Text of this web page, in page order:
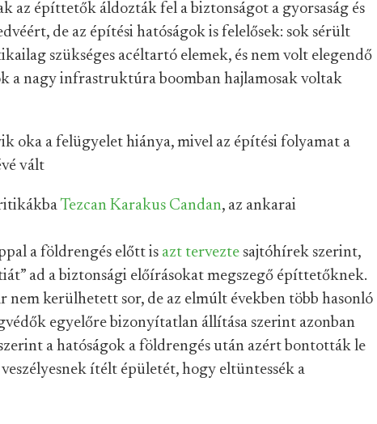
az építtetők áldozták fel a biztonságot a gyorsaság és
de az építési hatóságok is felelősek: sok sérült
szükséges acéltartó elemek, és nem volt elegendő
a nagy infrastruktúra boomban hajlamosak voltak
oka a felügyelet hiánya, mivel az építési folyamat a
vált
Tezcan Karakus Candan, az ankarai
a földrengés előtt is azt tervezte sajtóhírek szerint,
ad a biztonsági előírásokat megszegő építtetőknek.
nem kerülhetett sor, de az elmúlt években több hasonló
egyelőre bizonyítatlan állítása szerint azonban
a hatóságok a földrengés után azért bontották le
ítélt épületét, hogy eltüntessék a